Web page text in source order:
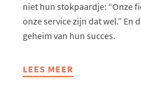
niet hun stokpaardje: “Onze
onze service zijn dat wel.” En daar schuilt wellicht het
geheim van hun succes.
LEES MEER
ABOUT